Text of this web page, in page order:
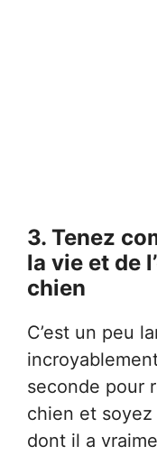
3. Tenez
la vie et de
chien
C’est un peu
seconde pour
chien et
dont il a